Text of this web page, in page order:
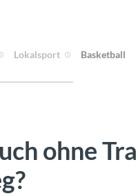
Lokalsport Basketball
ohne